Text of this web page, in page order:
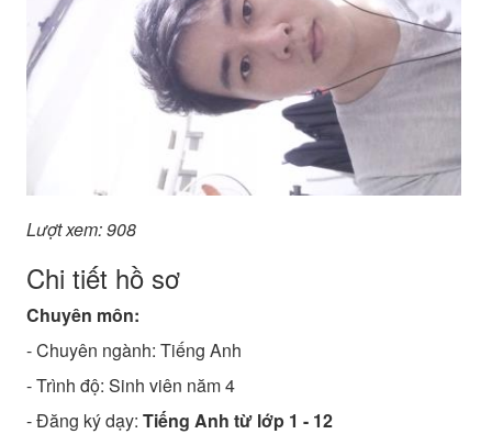
Lượt xem: 908
Chi tiết hồ sơ
Chuyên môn:
- Chuyên ngành: Tiếng Anh
- Trình độ: Sinh viên năm 4
- Đăng ký dạy: Tiếng Anh từ lớp 1 - 12